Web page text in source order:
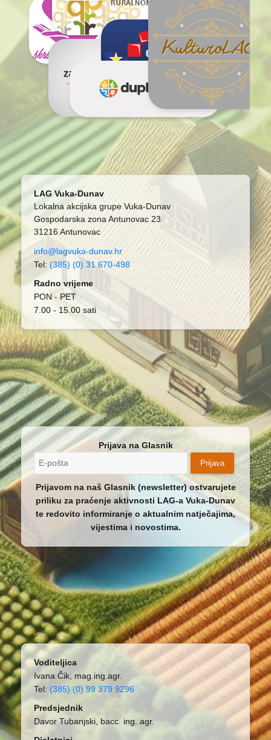
LAG Vuka-Dunav
Lokalna akcijska grupe Vuka-Dunav
Gospodarska zona Antunovac 23
31216 Antunovac
info@lagvuka-dunav.hr
Tel: (385) (0) 31 670-498
Radno vrijeme
PON - PET
7.00 - 15.00 sati
Prijava na Glasnik
Prijava
Prijavom na naš Glasnik (newsletter) ostvarujete
priliku za praćenje aktivnosti LAG-a Vuka-Dunav
te redovito informiranje o aktualnim natječajima,
vijestima i novostima.
Voditeljica
Ivana Čik, mag.ing.agr.
Tel: (385) (0) 99 379 9296
Predsjednik
Davor Tubanjski, bacc. ing. agr.